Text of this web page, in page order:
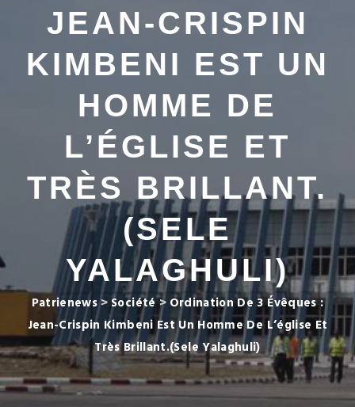
JEAN-CRISPIN
KIMBENI EST UN
HOMME DE
L’ÉGLISE ET
TRÈS BRILLANT.
(SELE
YALAGHULI)
Patrienews>Société> Ordination De 3 Évêques :
Jean-Crispin Kimbeni Est Un Homme De L’église Et
Très Brillant.(Sele Yalaghuli)